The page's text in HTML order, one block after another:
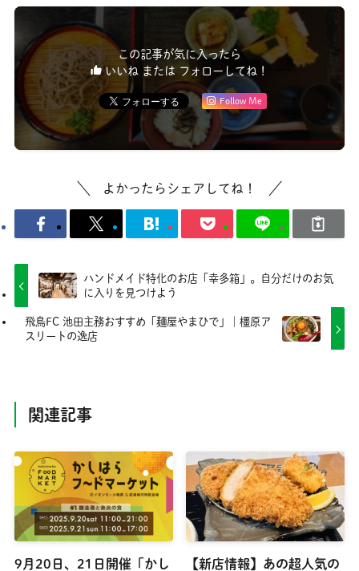
この記事が気に入ったら
いいね または フォローしてね！
Follow Me
よかったらシェアしてね！
ハンドメイド特化のお店「幸多箱」。自分だけのお気
に入りを見つけよう
飛鳥FC 池田主務おすすめ「麺屋やまひで」｜橿原ア
スリートの逸店
関連記事
9月20日、21日開催「かし
【新店情報】あの超人気の